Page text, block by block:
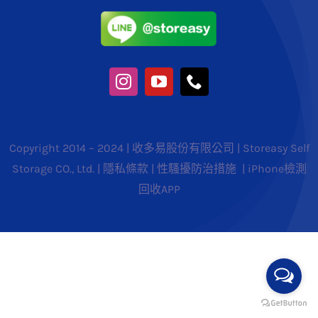
Copyright 2014 – 2024 | 收多易股份有限公司 | Storeasy Self
Storage CO., Ltd. | 隱私條款 | 性騷擾防治措施 | iPhone檢測
回收APP